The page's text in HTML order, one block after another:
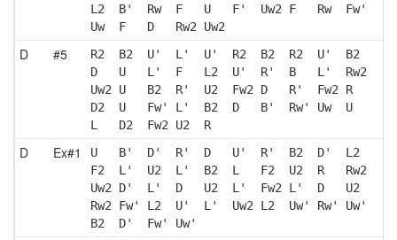
L2  B'  Rw  F   U   F'  Uw2 F   Rw  Fw'
Uw  F   D   Rw2 Uw2
D #5
R2  B2  U'  L'  U'  R2  B2  R2  U'  B2
D   U   L'  F   L2  U'  R'  B   L'  Rw2
Uw2 U   B2  R'  U2  Fw2 D   R'  Fw2 R
D2  U   Fw' L'  B2  D   B'  Rw' Uw  U
L   D2  Fw2 U2  R
D Ex#1
U   B'  D'  R'  D   U'  R'  B2  D'  L2
F2  L'  U2  L'  B2  L   F2  U2  R   Rw2
Uw2 D'  L'  D   U2  L'  Fw2 L'  D   U2
Rw2 Fw' L2  U'  L'  Uw2 L2  Uw' Rw' Uw'
B2  D'  Fw' Uw'